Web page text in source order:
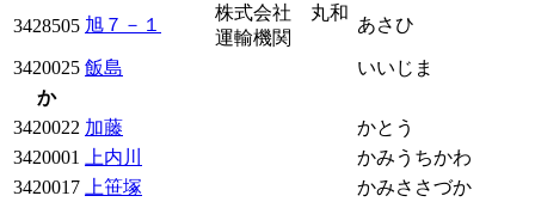
3428505 旭７－１
株式会社 丸和
運輸機関
あさひ
3420025 飯島
いいじま
か
3420022 加藤
かとう
3420001
上内川
かみうちかわ
3420017
上笹塚
かみささづか